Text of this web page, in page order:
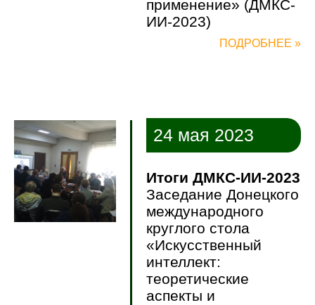
применение» (ДМКС-
ИИ-2023)
ПОДРОБНЕЕ »
24 мая 2023
Итоги ДМКС-ИИ-2023
Заседание Донецкого
международного
круглого стола
«Искусственный
интеллект:
теоретические
аспекты и